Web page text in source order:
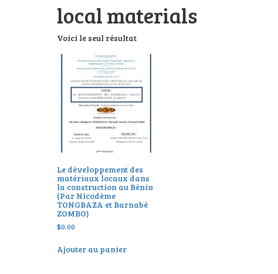
local materials
Voici le seul résultat
Le développement des
matériaux locaux dans
la construction au Bénin
(Par Nicodème
TONGBAZA et Barnabé
ZOMBO)
$0.00
Ajouter au panier